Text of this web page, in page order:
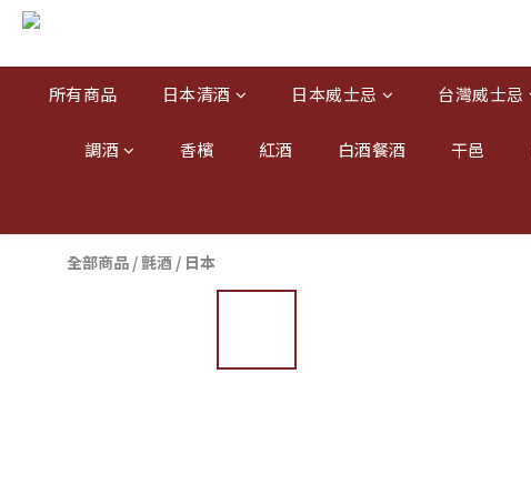
所有商品 日本清酒 日本威士忌 台灣威士忌
調酒 香檳 紅酒 白酒餐酒 干邑
全部商品 /氈酒 / 日本